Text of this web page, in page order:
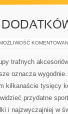
trafnych
oznacza
kilkanaście tysięcy
przydatne
i najzwyczajniej w